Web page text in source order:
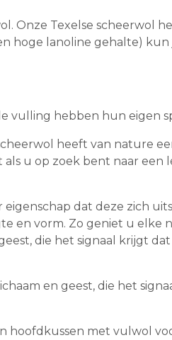
Onze Texelse scheerwol
hoge lanoline gehalte)
vulling hebben hun eigen
heeft van nature
u op zoek bent naar een
dat deze zich
en vorm. Zo geniet u elke
die het signaal krijgt
en geest, die het
met vulwol